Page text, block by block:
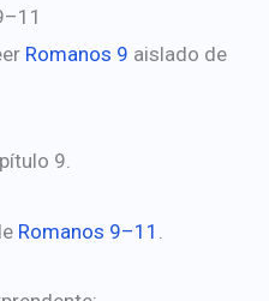
Romanos 9 aislado de
9.
Romanos 9–11